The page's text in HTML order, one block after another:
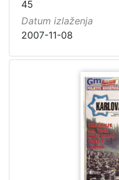
45
Datum izlaženja
2007-11-08